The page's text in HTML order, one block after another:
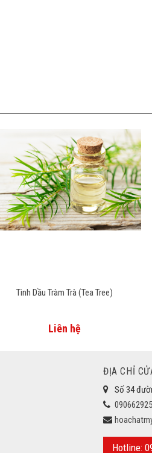
Tinh Dầu Tràm Trà (Tea Tree)
Liên hệ
ĐỊA CHỈ
Số 34
Hotline: